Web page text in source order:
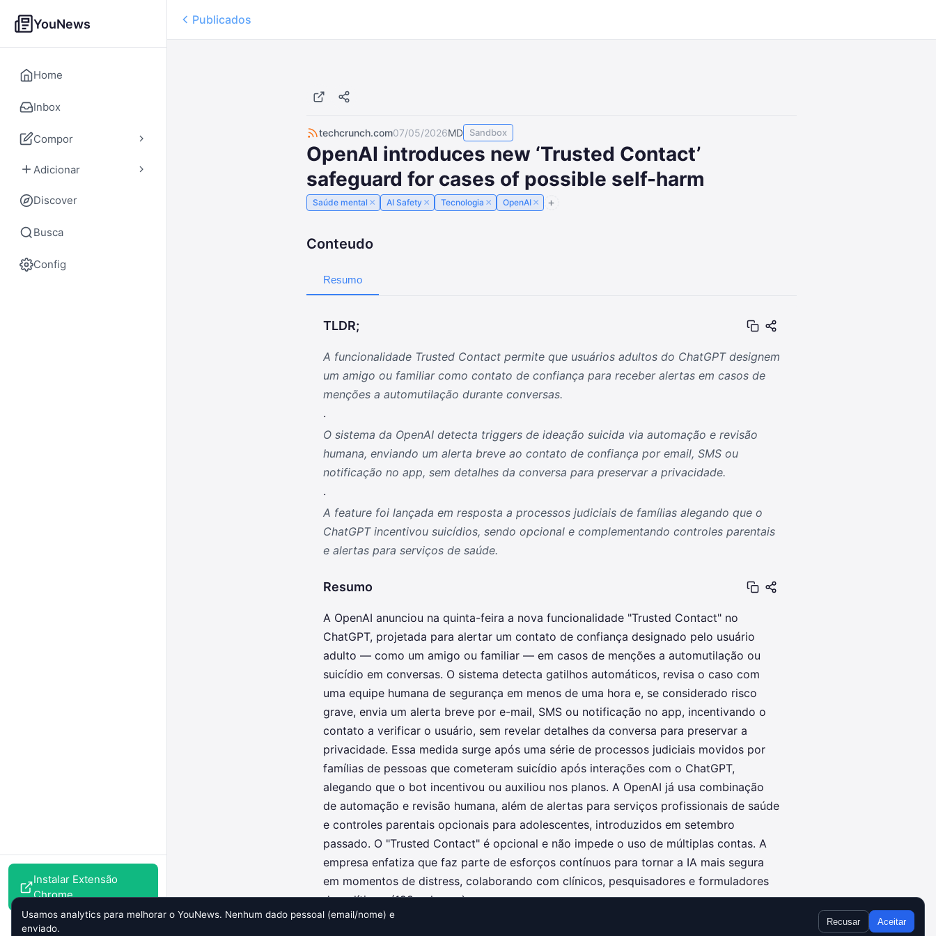
YouNews
Home
Inbox
Compor
Adicionar
Discover
Busca
Config
Instalar Extensão
Chrome
Perfil
Publicados
techcrunch.com07/05/2026MD Sandbox
OpenAI introduces new ‘Trusted Contact’
safeguard for cases of possible self-harm
Saúde mental × AI Safety × Tecnologia × OpenAI ×
Conteudo
Resumo
TLDR;
A funcionalidade Trusted Contact permite que usuários adultos do ChatGPT designem
um amigo ou familiar como contato de confiança para receber alertas em casos de
menções a automutilação durante conversas.
.
O sistema da OpenAI detecta triggers de ideação suicida via automação e revisão
humana, enviando um alerta breve ao contato de confiança por email, SMS ou
notificação no app, sem detalhes da conversa para preservar a privacidade.
.
A feature foi lançada em resposta a processos judiciais de famílias alegando que o
ChatGPT incentivou suicídios, sendo opcional e complementando controles parentais
e alertas para serviços de saúde.
Resumo
A OpenAI anunciou na quinta-feira a nova funcionalidade "Trusted Contact" no
ChatGPT, projetada para alertar um contato de confiança designado pelo usuário
adulto — como um amigo ou familiar — em casos de menções a automutilação ou
suicídio em conversas. O sistema detecta gatilhos automáticos, revisa o caso com
uma equipe humana de segurança em menos de uma hora e, se considerado risco
grave, envia um alerta breve por e-mail, SMS ou notificação no app, incentivando o
contato a verificar o usuário, sem revelar detalhes da conversa para preservar a
privacidade. Essa medida surge após uma série de processos judiciais movidos por
famílias de pessoas que cometeram suicídio após interações com o ChatGPT,
alegando que o bot incentivou ou auxiliou nos planos. A OpenAI já usa combinação
de automação e revisão humana, além de alertas para serviços profissionais de saúde
e controles parentais opcionais para adolescentes, introduzidos em setembro
passado. O "Trusted Contact" é opcional e não impede o uso de múltiplas contas. A
empresa enfatiza que faz parte de esforços contínuos para tornar a IA mais segura
em momentos de distress, colaborando com clínicos, pesquisadores e formuladores
de políticas. (198 palavras)
Usamos analytics para melhorar o YouNews. Nenhum dado pessoal (email/nome) e
enviado.
Recusar Aceitar